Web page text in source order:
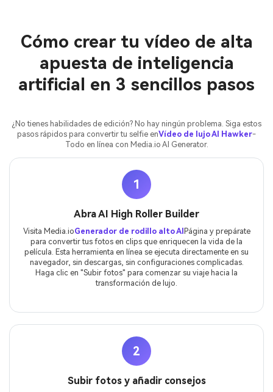
Cómo crear tu vídeo de alta
apuesta de inteligencia
artificial en 3 sencillos pasos
¿No tienes habilidades de edición? No hay ningún problema. Siga estos
pasos rápidos para convertir tu selfie enVídeo de lujo AI Hawker-
Todo en línea con Media.io AI Generator.
1
Abra AI High Roller Builder
Visita Media.ioGenerador de rodillo alto AI Página y prepárate
para convertir tus fotos en clips que enriquecen la vida de la
película. Esta herramienta en línea se ejecuta directamente en su
navegador, sin descargas, sin configuraciones complicadas.
Haga clic en "Subir fotos" para comenzar su viaje hacia la
transformación de lujo.
2
Subir fotos y añadir consejos